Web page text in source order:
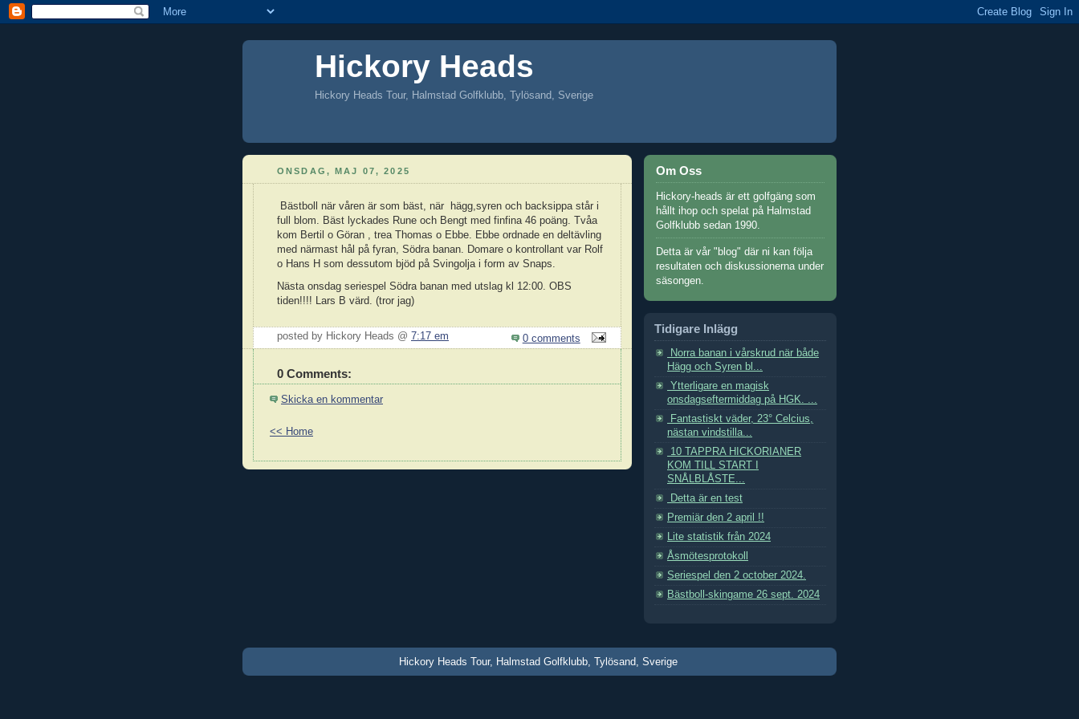
Hickory Heads
Hickory Heads Tour, Halmstad Golfklubb, Tylösand, Sverige
ONSDAG, MAJ 07, 2025
Bästboll när våren är som bäst, när hägg,syren och backsippa står i
full blom. Bäst lyckades Rune och Bengt med finfina 46 poäng. Tvåa
kom Bertil o Göran , trea Thomas o Ebbe. Ebbe ordnade en deltävling
med närmast hål på fyran, Södra banan. Domare o kontrollant var Rolf
o Hans H som dessutom bjöd på Svingolja i form av Snaps.
Nästa onsdag seriespel Södra banan med utslag kl 12:00. OBS
tiden!!!! Lars B värd. (tror jag)
posted by Hickory Heads @ 7:17 em 0 comments
0 Comments:
Skicka en kommentar
<< Home
Om Oss
Hickory-heads är ett golfgäng som
hållt ihop och spelat på Halmstad
Golfklubb sedan 1990.
Detta är vår "blog" där ni kan följa
resultaten och diskussionerna under
säsongen.
Tidigare Inlägg
Norra banan i vårskrud när både
Hägg och Syren bl...
Ytterligare en magisk
onsdagseftermiddag på HGK. ...
Fantastiskt väder, 23° Celcius,
nästan vindstilla...
10 TAPPRA HICKORIANER
KOM TILL START I
SNÅLBLÅSTE...
Detta är en test
Premiär den 2 april !!
Lite statistik från 2024
Åsmötesprotokoll
Seriespel den 2 october 2024.
Bästboll-skingame 26 sept. 2024
Hickory Heads Tour, Halmstad Golfklubb, Tylösand, Sverige